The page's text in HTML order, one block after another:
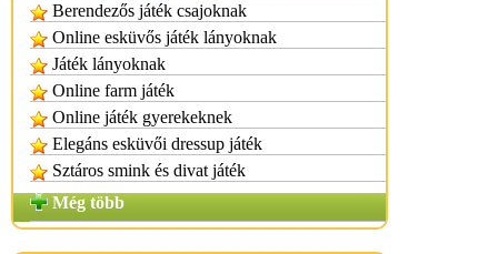
Berendezős játék csajoknak
Online esküvős játék lányoknak
Játék lányoknak
Online farm játék
Online játék gyerekeknek
Elegáns esküvői dressup játék
Sztáros smink és divat játék
Még több